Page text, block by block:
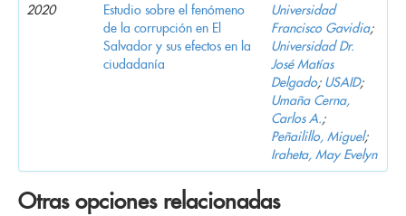
2020
Estudio sobre el fenómeno
de la corrupción en El
Salvador y sus efectos en la
ciudadanía
Universidad
Francisco Gavidia;
Universidad Dr.
José Matías
Delgado; USAID;
Umaña Cerna,
Carlos A.;
Peñailillo, Miguel;
Iraheta, May Evelyn
Otras opciones relacionadas